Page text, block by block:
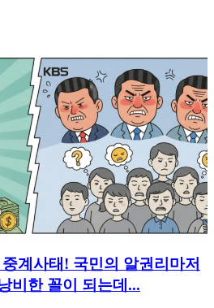
계사태! 국민의 알권리마저
비한 꼴이 되는데...